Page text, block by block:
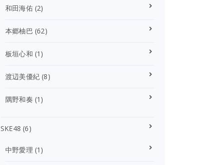
和田海佑(2)
本郷柚巴 (62)
板垣心和 (1)
渡辺美優紀 (8)
隅野和奏 (1)
SKE48 (6)
中野愛理 (1)